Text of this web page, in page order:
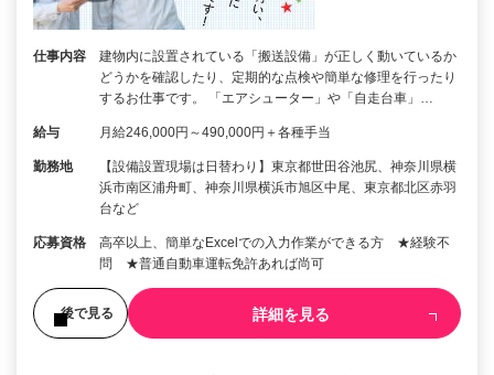
仕事内容
建物内に設置されている「搬送設備」が正しく動いているか
どうかを確認したり、定期的な点検や簡単な修理を行ったり
するお仕事です。 「エアシューター」や「自走台車」…
給与 月給246,000円～490,000円＋各種手当
勤務地
【設備設置現場は日替わり】東京都世田谷池尻、神奈川県横
浜市南区浦舟町、神奈川県横浜市旭区中尾、東京都北区赤羽
台など
応募資格
高卒以上、簡単なExcelでの入力作業ができる方 ★経験不
問 ★普通自動車運転免許あれば尚可
後で見る 詳細を見る